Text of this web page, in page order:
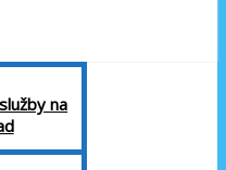
na